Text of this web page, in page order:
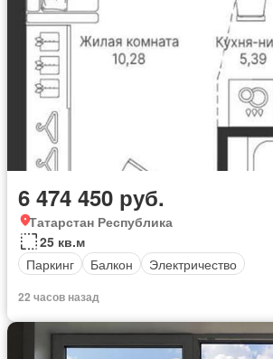
6 474 450 руб.
Татарстан Республика
25 кв.м
Паркинг
Балкон Электричество
22 часов назад